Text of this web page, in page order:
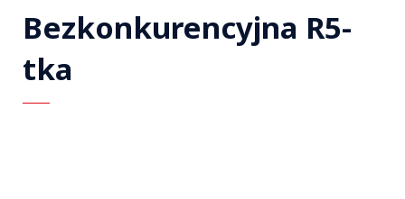
Bezkonkurencyjna R5-
tka